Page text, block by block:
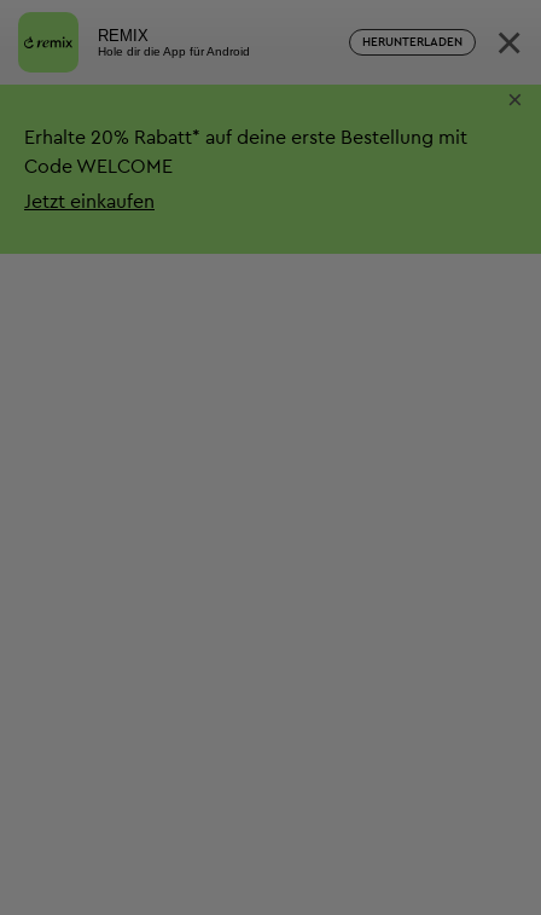
REMIX
Hole dir die App für Android
HERUNTERLADEN ×
Erhalte 20% Rabatt* auf deine erste Bestellung mit
Code WELCOME
Jetzt einkaufen
×